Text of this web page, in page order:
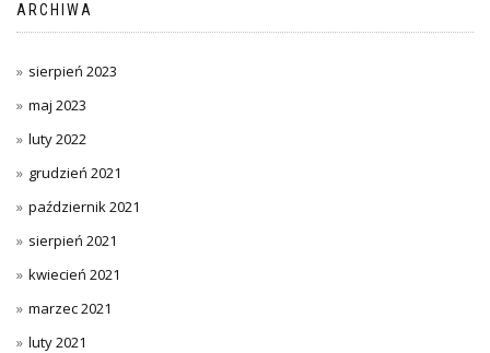
ARCHIWA
sierpień 2023
maj 2023
luty 2022
grudzień 2021
październik 2021
sierpień 2021
kwiecień 2021
marzec 2021
luty 2021